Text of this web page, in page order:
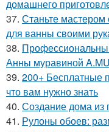
домашнего
37. Станьте мастером
для ванны своими
38.
Анны муравиной
39. 200+ Бесплатные
что вам нужно знать
40. Создание дома из
41. Рулоны обоев: